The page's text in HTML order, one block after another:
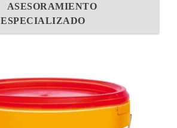
ASESORAMIENTO
ESPECIALIZADO